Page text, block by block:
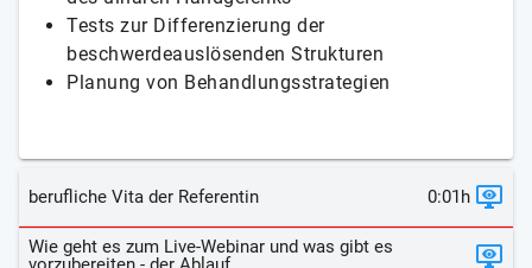
Tests zur Differenzierung der
beschwerdeauslösenden Strukturen
Planung von Behandlungsstrategien
berufliche Vita der Referentin 0:01h
Wie geht es zum Live-Webinar und was gibt es